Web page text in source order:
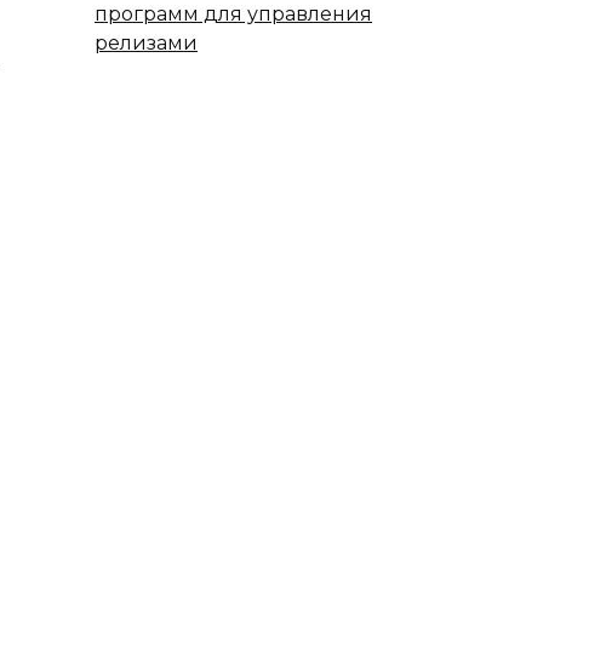
программ для управления
релизами